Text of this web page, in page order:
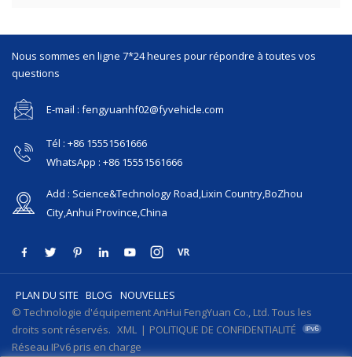
Nous sommes en ligne 7*24 heures pour répondre à toutes vos
questions
E-mail : fengyuanhf02@fyvehicle.com
Tél : +86 15551561666
WhatsApp : +86 15551561666
Add : Science&Technology Road,Lixin Country,BoZhou
City,Anhui Province,China
PLAN DU SITE BLOG
NOUVELLES
© Technologie d'équipement AnHui FengYuan Co., Ltd. Tous les
droits sont réservés. XML | POLITIQUE DE CONFIDENTIALITÉ
Réseau IPv6 pris en charge